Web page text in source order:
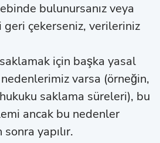
bulunursanız veya
çekerseniz, verileriniz
için başka yasal
varsa (örneğin,
saklama süreleri), bu
ancak bu nedenler
yapılır.